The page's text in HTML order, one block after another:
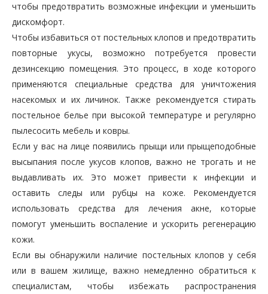
чтобы предотвратить возможные инфекции и уменьшить
дискомфорт.
Чтобы избавиться от постельных клопов и предотвратить
повторные укусы, возможно потребуется провести
дезинсекцию помещения. Это процесс, в ходе которого
применяются специальные средства для уничтожения
насекомых и их личинок. Также рекомендуется стирать
постельное белье при высокой температуре и регулярно
пылесосить мебель и ковры.
Если у вас на лице появились прыщи или прыщеподобные
высыпания после укусов клопов, важно не трогать и не
выдавливать их. Это может привести к инфекции и
оставить следы или рубцы на коже. Рекомендуется
использовать средства для лечения акне, которые
помогут уменьшить воспаление и ускорить регенерацию
кожи.
Если вы обнаружили наличие постельных клопов у себя
или в вашем жилище, важно немедленно обратиться к
специалистам, чтобы избежать распространения